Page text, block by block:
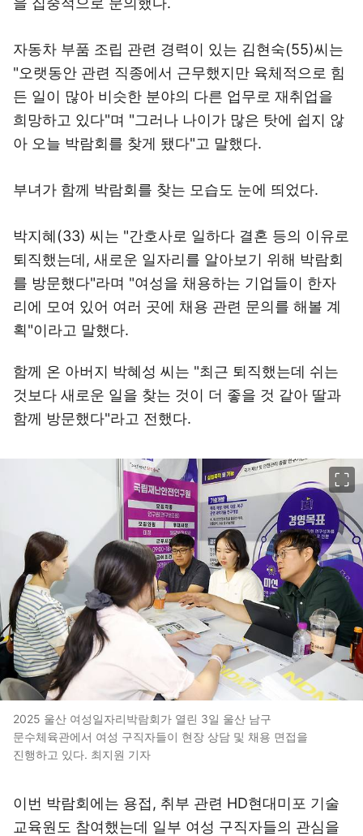
자동차 부품 조립 관련 경력이 있는 김현숙(55)씨는
"오랫동안 관련 직종에서 근무했지만 육체적으로 힘
든 일이 많아 비슷한 분야의 다른 업무로 재취업을
희망하고 있다"며 "그러나 나이가 많은 탓에 쉽지 않
아 오늘 박람회를 찾게 됐다"고 말했다.
부녀가 함께 박람회를 찾는 모습도 눈에 띄었다.
박지혜(33) 씨는 "간호사로 일하다 결혼 등의 이유로
퇴직했는데, 새로운 일자리를 알아보기 위해 박람회
를 방문했다"라며 "여성을 채용하는 기업들이 한자
리에 모여 있어 여러 곳에 채용 관련 문의를 해볼 계
획"이라고 말했다.
함께 온 아버지 박혜성 씨는 "최근 퇴직했는데 쉬는
것보다 새로운 일을 찾는 것이 더 좋을 것 같아 딸과
함께 방문했다"라고 전했다.
2025 울산 여성일자리박람회가 열린 3일 울산 남구
문수체육관에서 여성 구직자들이 현장 상담 및 채용 면접을
진행하고 있다. 최지원 기자
이번 박람회에는 용접, 취부 관련 HD현대미포 기술
교육원도 참여했는데 일부 여성 구직자들의 관심을